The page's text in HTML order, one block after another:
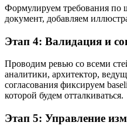
Формулируем требования по
документ, добавляем
Этап 4: Валидация и
Проводим ревью со всеми
аналитики, архитектор,
согласования фиксируем
которой будем отталкиваться.
Этап 5: Управление